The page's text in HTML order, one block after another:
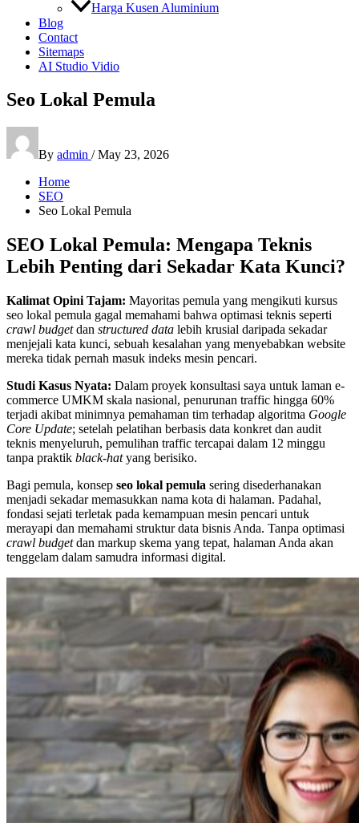
Harga Kusen Aluminium
Blog
Contact
Sitemaps
AI Studio Vidio
Seo Lokal Pemula
By admin /May 23, 2026
Home
SEO
Seo Lokal Pemula
SEO Lokal Pemula: Mengapa Teknis
Lebih Penting dari Sekadar Kata Kunci?
Kalimat Opini Tajam: Mayoritas pemula yang mengikuti kursus
seo lokal pemula gagal memahami bahwa optimasi teknis seperti
crawl budgetdan structured data lebih krusial daripada sekadar
menjejali kata kunci, sebuah kesalahan yang menyebabkan website
mereka tidak pernah masuk indeks mesin pencari.
Studi Kasus Nyata: Dalam proyek konsultasi saya untuk laman e-
commerce UMKM skala nasional, penurunan traffic hingga 60%
terjadi akibat minimnya pemahaman tim terhadap algoritma Google
Core Update; setelah pelatihan berbasis data konkret dan audit
teknis menyeluruh, pemulihan traffic tercapai dalam 12 minggu
tanpa praktik black-hatyang berisiko.
Bagi pemula, konsep seo lokal pemula sering disederhanakan
menjadi sekadar memasukkan nama kota di halaman. Padahal,
fondasi sejati terletak pada kemampuan mesin pencari untuk
merayapi dan memahami struktur data bisnis Anda. Tanpa optimasi
crawl budgetdan markup skema yang tepat, halaman Anda akan
tenggelam dalam samudra informasi digital.